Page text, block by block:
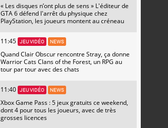
« Les disques n’ont plus de sens » L'éditeur de
GTA 6 défend l'arrêt du physique chez
PlayStation, les joueurs montent au créneau
11:45 JEU VIDÉO NEWS
Quand Clair Obscur rencontre Stray, ça donne
Warrior Cats Clans of the Forest, un RPG au
tour par tour avec des chats
11:40 JEU VIDÉO NEWS
Xbox Game Pass : 5 jeux gratuits ce weekend,
dont 4 pour tous les joueurs, avec de très
grosses licences